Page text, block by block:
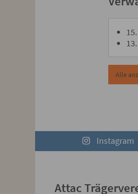
Alle
Instagram
Attac